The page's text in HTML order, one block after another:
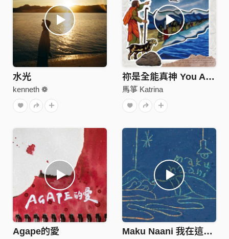
水光
kenneth ❁
祢是全能真神 You Are Almighty God
馬箏 Katrina
Agape的愛 Maku Naani 我在這裡_Apʉ